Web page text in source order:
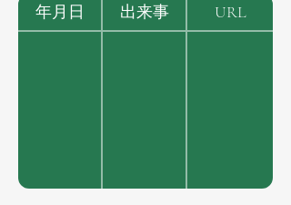
年月日 出来事 URL